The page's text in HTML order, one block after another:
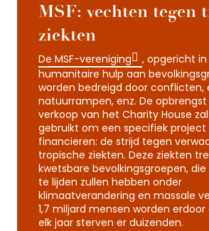
MSF: vechten tegen
ziekten
De MSF-vereniging
, opgericht in
humanitaire hulp aan
worden bedreigd door conflicten,
natuurrampen, enz. De
verkoop van het Charity House
gebruikt om een specifiek project
financieren: de strijd tegen
tropische ziekten. Deze ziekten
kwetsbare bevolkingsgroepen,
te lijden zullen hebben onder
klimaatverandering en massale
1,7 miljard mensen worden
elk jaar sterven er duizenden.